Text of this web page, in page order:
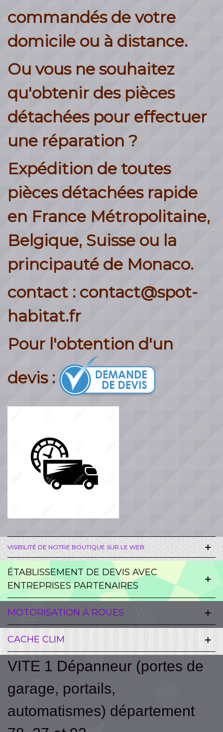
commandés de votre
domicile ou à distance.
Ou vous ne souhaitez
qu'obtenir des pièces
détachées pour effectuer
une réparation ?
Expédition de toutes
pièces détachées rapide
en France Métropolitaine,
Belgique, Suisse ou la
principauté de Monaco.
contact : contact@spot-
habitat.fr
Pour l'obtention d'un
devis :
VISIBILITÉ DE NOTRE BOUTIQUE SUR LE WEB
ÉTABLISSEMENT DE DEVIS AVEC
ENTREPRISES PARTENAIRES
MOTORISATION À ROUES
CACHE CLIM
VITE 1 Dépanneur (portes de
garage, portails,
automatismes) département